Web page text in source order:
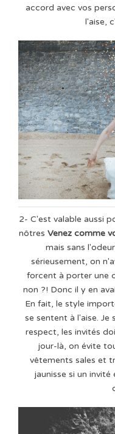
accord avec vos
l'aise,
2- C'est valable aussi
nôtres Venez comme
mais sans
sérieusement, on
forcent à porter une
non ?! Donc il y en
En fait, le style
se sentent à l'aise. Je
respect, les invités
jour-là, on évite
vêtements sales et
jaunisse si un invité